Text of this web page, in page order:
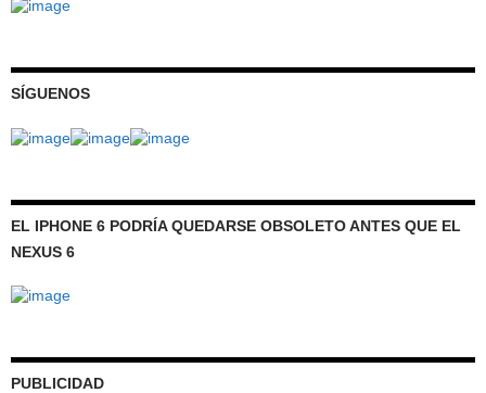
SÍGUENOS
EL IPHONE 6 PODRÍA QUEDARSE OBSOLETO ANTES QUE EL
NEXUS 6
PUBLICIDAD